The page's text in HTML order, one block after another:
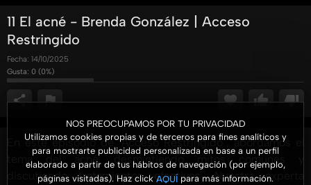
NOS PREOCUPAMOS POR TU PRIVACIDAD
Utilizamos cookies propias y de terceros para fines analíticos y
para mostrarte publicidad personalizada en base a un perfil
elaborado a partir de tus hábitos de navegación (por ejemplo,
páginas visitadas). Haz click AQUÍ para más información.
11 El acné - Brenda González | Acceso
Restringido
Fecha: 14/10/2025
Gusta: 0 (0%)
En este episodio de "Acceso Restringido", abordamos el
tema del acné, desmintiendo mitos comunes y
discutiendo tratamientos efectivos. Nuestra experta